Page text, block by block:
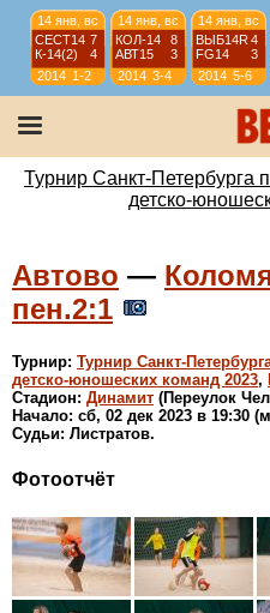
14 янв, вс
СЕСТ14 7
К-14(2)
4
2014 1-2
14 янв, вс
КОЛ-14
8
АВТ15
3
2014 3-4
14 янв, вс
ВЫБ14R4
FG14
3
2014 5-6
13 янв, сб
3
СШЛ11-23
Турнир Санкт-Петербурга
детско-
Автово —
пен.2:1
Турнир: Турнир Санкт-
детско-юношеских команд 2023,
Стадион: Динамит (Переулок
Начало: сб, 02 дек 2023 в 19:30
Судьи: Листратов.
Фотоотчёт